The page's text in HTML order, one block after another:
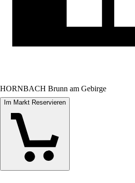
HORNBACH Brunn am Gebirge
Im Markt Reservieren